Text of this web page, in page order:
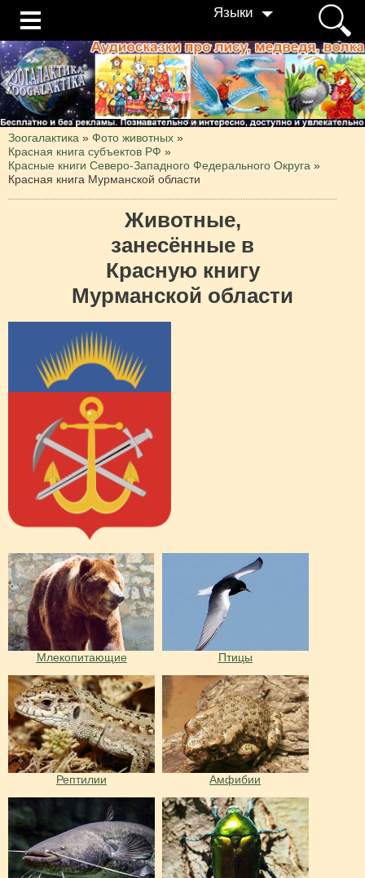
Языки
Зоогалактика » Фото животных »
Красная книга субъектов РФ »
Красные книги Северо-Западного Федерального Округа »
Красная книга Мурманской области
Животные,
занесённые в
Красную книгу
Мурманской области
Млекопитающие Птицы
Рептилии Амфибии